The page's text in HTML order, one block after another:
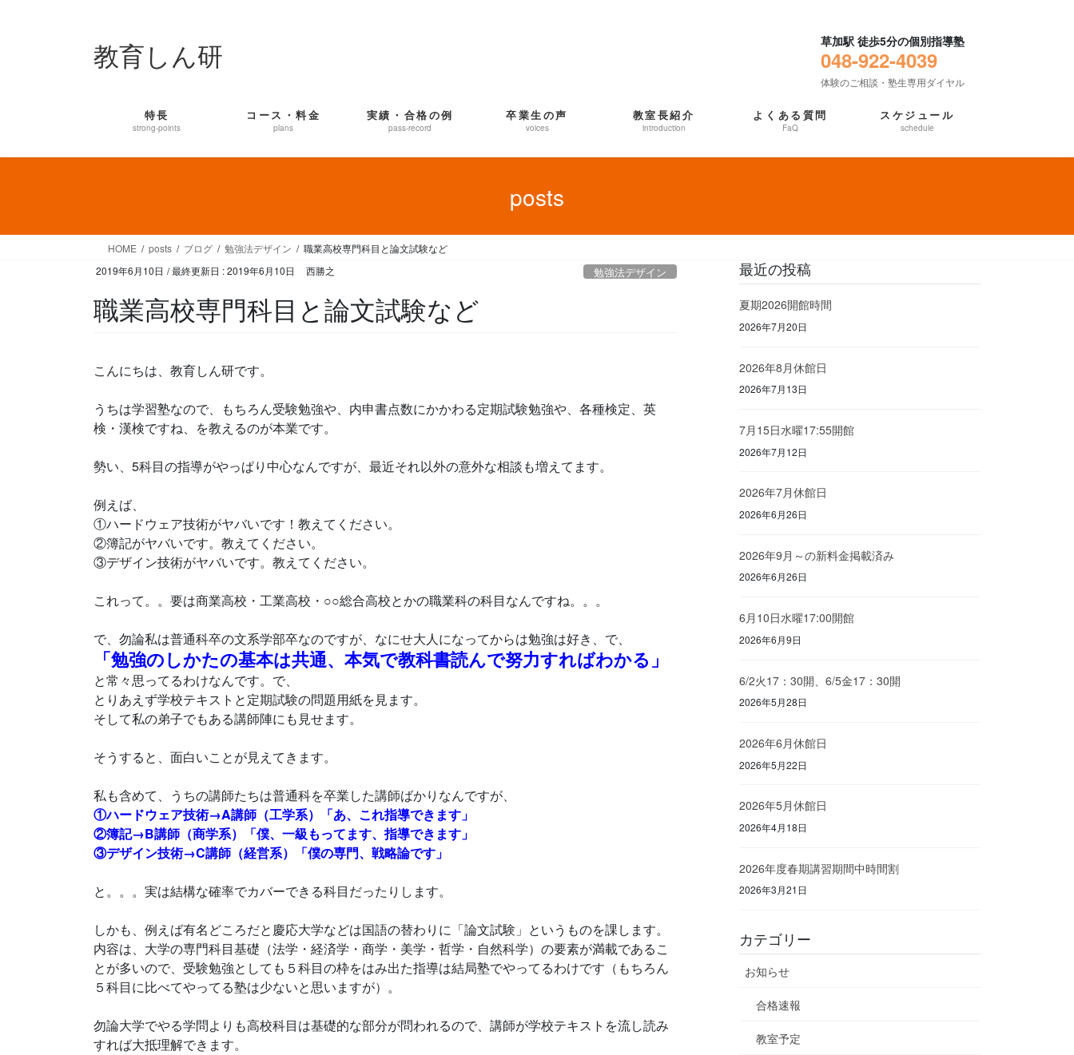
移
教育しん研 草加駅 徒歩5分の個別指導塾
048-922-4039
体験のご相談・塾生専用ダイヤル
特長
strong-points
コース・料金
plans
実績・合格の例
pass-record
卒業生の声
voices
教室長紹介
introduction
よくある質問
FaQ
スケジュール
schedule
posts
HOME posts ブログ 勉強法デザイン
職業高校専門科目と論文試験など
2019年6月10日 / 最終更新日 :2019年6月10日 西勝之 勉強法デザイン
職業高校専門科目と論文試験など
こんにちは、教育しん研です。
うちは学習塾なので、もちろん受験勉強や、内申書点数にかかわる定期試験勉強や、各種検定、英
検・漢検ですね、を教えるのが本業です。
勢い、5科目の指導がやっぱり中心なんですが、最近それ以外の意外な相談も増えてます。
例えば、
①ハードウェア技術がヤバいです！教えてください。
②簿記がヤバいです。教えてください。
③デザイン技術がヤバいです。教えてください。
これって。。要は商業高校・工業高校・○○総合高校とかの職業科の科目なんですね。。。
で、勿論私は普通科卒の文系学部卒なのですが、なにせ大人になってからは勉強は好き、で、
「勉強のしかたの基本は共通、本気で教科書読んで努力すればわかる」
と常々思ってるわけなんです。で、
とりあえず学校テキストと定期試験の問題用紙を見ます。
そして私の弟子でもある講師陣にも見せます。
そうすると、面白いことが見えてきます。
私も含めて、うちの講師たちは普通科を卒業した講師ばかりなんですが、
①ハードウェア技術→A講師（工学系）「あ、これ指導できます」
②簿記→B講師（商学系）「僕、一級もってます、指導できます」
③デザイン技術→C講師（経営系）「僕の専門、戦略論です」
と。。。実は結構な確率でカバーできる科目だったりします。
しかも、例えば有名どころだと慶応大学などは国語の替わりに「論文試験」というものを課します。
内容は、大学の専門科目基礎（法学・経済学・商学・美学・哲学・自然科学）の要素が満載であるこ
とが多いので、受験勉強としても５科目の枠をはみ出た指導は結局塾でやってるわけです（もちろん
５科目に比べてやってる塾は少ないと思いますが）。
勿論大学でやる学問よりも高校科目は基礎的な部分が問われるので、講師が学校テキストを流し読み
すれば大抵理解できます。
最近の投稿
夏期2026開館時間
2026年7月20日
2026年8月休館日
2026年7月13日
7月15日水曜17:55開館
2026年7月12日
2026年7月休館日
2026年6月26日
2026年9月～の新料金掲載済み
2026年6月26日
6月10日水曜17:00開館
2026年6月9日
6/2火17：30開、6/5金17：30開
2026年5月28日
2026年6月休館日
2026年5月22日
2026年5月休館日
2026年4月18日
2026年度春期講習期間中時間割
2026年3月21日
カテゴリー
お知らせ
合格速報
教室予定